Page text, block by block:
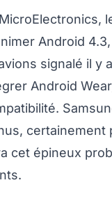
Android
signalé il y
Android
certainement
cet épineux